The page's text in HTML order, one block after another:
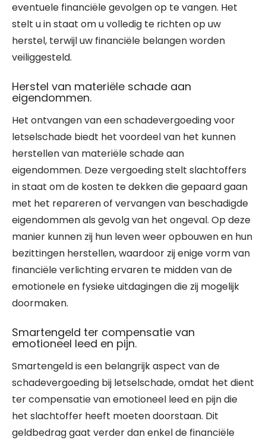
eventuele financiële gevolgen op te vangen. Het
stelt u in staat om u volledig te richten op uw
herstel, terwijl uw financiële belangen worden
veiliggesteld.
Herstel van materiële schade aan
eigendommen.
Het ontvangen van een schadevergoeding voor
letselschade biedt het voordeel van het kunnen
herstellen van materiële schade aan
eigendommen. Deze vergoeding stelt slachtoffers
in staat om de kosten te dekken die gepaard gaan
met het repareren of vervangen van beschadigde
eigendommen als gevolg van het ongeval. Op deze
manier kunnen zij hun leven weer opbouwen en hun
bezittingen herstellen, waardoor zij enige vorm van
financiële verlichting ervaren te midden van de
emotionele en fysieke uitdagingen die zij mogelijk
doormaken.
Smartengeld ter compensatie van
emotioneel leed en pijn.
Smartengeld is een belangrijk aspect van de
schadevergoeding bij letselschade, omdat het dient
ter compensatie van emotioneel leed en pijn die
het slachtoffer heeft moeten doorstaan. Dit
geldbedrag gaat verder dan enkel de financiële